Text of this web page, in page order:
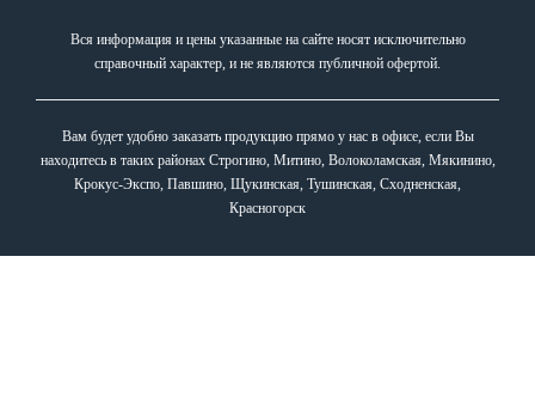
Вся информация и цены указанные на сайте носят исключительно
справочный характер, и не являются публичной офертой.
Вам будет удобно заказать продукцию прямо у нас в офисе, если Вы
находитесь в таких районах Строгино, Митино, Волоколамская, Мякинино,
Крокус-Экспо, Павшино, Щукинская, Тушинская, Сходненская,
Красногорск